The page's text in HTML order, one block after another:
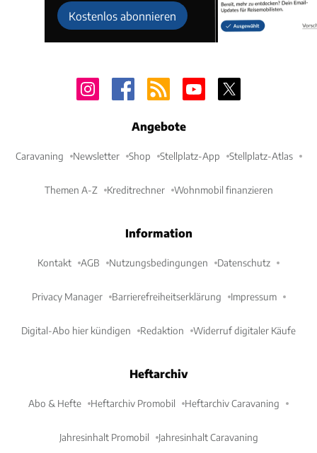
Kostenlos abonnieren
Angebote
Caravaning Newsletter Shop Stellplatz-App Stellplatz-Atlas
Themen A-Z Kreditrechner Wohnmobil finanzieren
Information
Kontakt AGB Nutzungsbedingungen Datenschutz
Privacy Manager Barrierefreiheitserklärung Impressum
Digital-Abo hier kündigen Redaktion Widerruf digitaler Käufe
Heftarchiv
Abo & Hefte Heftarchiv Promobil Heftarchiv Caravaning
Jahresinhalt Promobil Jahresinhalt Caravaning